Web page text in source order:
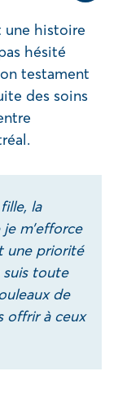
une histoire
hésité
testament
des soins
la
m’efforce
une priorité
suis toute
de
offrir à ceux